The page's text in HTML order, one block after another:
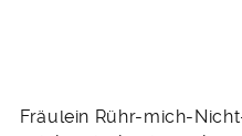
Fräulein Rühr-mich-